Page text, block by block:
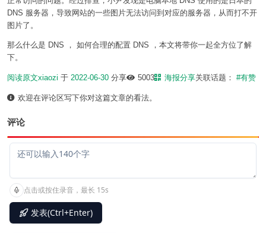
DNS 服务器，导致网站的一些图片无法访问到对应的服务器，从而打不开
图片了。
那么什么是 DNS ， 如何合理的配置 DNS ，本文将带你一起全方位了解
下。
阅读原文xiaozi 于 2022-06-30 分享 5003 海报分享关联话题： #有赞
欢迎在评论区写下你对这篇文章的看法。
评论